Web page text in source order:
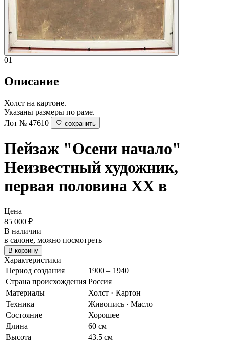
01
Описание
Холст на картоне.
Указаны размеры по раме.
Лот № 47610
сохранить
Пейзаж "Осени начало"
Неизвестный художник,
первая половина ХХ в
Цена
85 000 ₽
В наличии
в салоне, можно посмотреть
В корзину
Характеристики
Период создания
1900 – 1940
Страна происхождения Россия
Материалы
Холст · Картон
Техника
Живопись · Масло
Состояние
Хорошее
Длина
60 см
Высота
43.5 см